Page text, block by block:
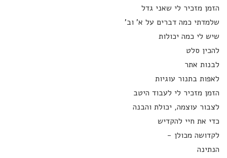
הזמן מזכיר לי שאני גדל
שלמדתי כמה דברים על א' וב'
שיש לי כמה יכולות
להכין סלט
לבנות אתר
לאפות בתנור עוגיות
הזמן מזכיר לי לעבוד היטב
לצבור עוצמה, יכולת והבנה
כדי את חיי להקדיש
לקדושה מכולן -
הנתינה